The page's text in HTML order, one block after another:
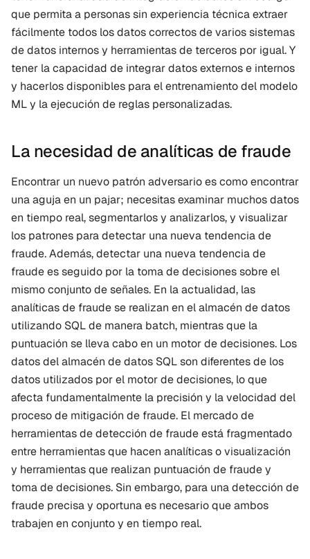
que permita a personas sin experiencia técnica extraer
fácilmente todos los datos correctos de varios sistemas
de datos internos y herramientas de terceros por igual. Y
tener la capacidad de integrar datos externos e internos
y hacerlos disponibles para el entrenamiento del modelo
ML y la ejecución de reglas personalizadas.
La necesidad de analíticas de fraude
Encontrar un nuevo patrón adversario es como encontrar
una aguja en un pajar; necesitas examinar muchos datos
en tiempo real, segmentarlos y analizarlos, y visualizar
los patrones para detectar una nueva tendencia de
fraude. Además, detectar una nueva tendencia de
fraude es seguido por la toma de decisiones sobre el
mismo conjunto de señales. En la actualidad, las
analíticas de fraude se realizan en el almacén de datos
utilizando SQL de manera batch, mientras que la
puntuación se lleva cabo en un motor de decisiones. Los
datos del almacén de datos SQL son diferentes de los
datos utilizados por el motor de decisiones, lo que
afecta fundamentalmente la precisión y la velocidad del
proceso de mitigación de fraude. El mercado de
herramientas de detección de fraude está fragmentado
entre herramientas que hacen analíticas o visualización
y herramientas que realizan puntuación de fraude y
toma de decisiones. Sin embargo, para una detección de
fraude precisa y oportuna es necesario que ambos
trabajen en conjunto y en tiempo real.